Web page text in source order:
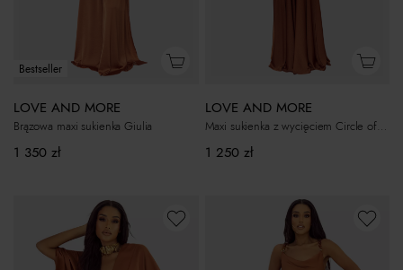
Bestseller
LOVE AND MORE
Brązowa maxi sukienka Giulia
1 350 zł
LOVE AND MORE
Maxi sukienka z wycięciem Circle of Elegance
1 250 zł